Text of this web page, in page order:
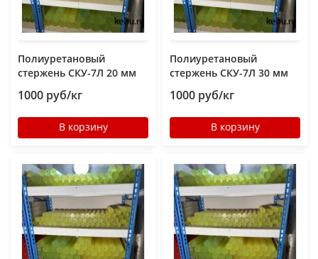
Полиуретановый
стержень СКУ-7Л 20 мм
1000 руб/кг
В корзину
Полиуретановый
стержень СКУ-7Л 30 мм
1000 руб/кг
В корзину